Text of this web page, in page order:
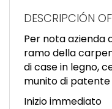
FR
IT
DESCRIPCIÓN
Per nota azienda
ramo della
di case in legno,
munito di patente
Inizio immediato